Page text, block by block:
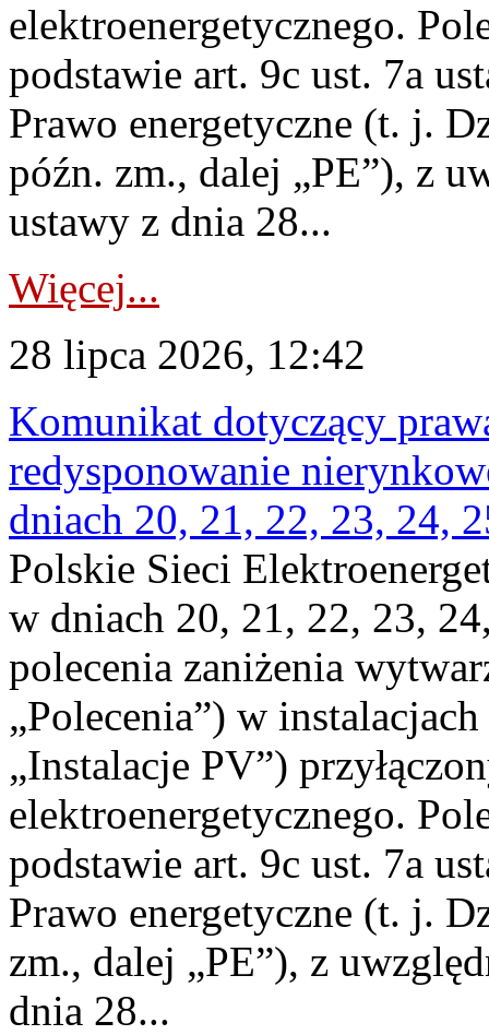
elektroenergetycznego.
podstawie art. 9c ust. 7a
Prawo energetyczne (t. j.
późn. zm., dalej „PE”), z
ustawy z dnia 28...
Więcej...
28 lipca 2026, 12:42
Komunikat dotyczący
redysponowanie
dniach 20, 21, 22, 23, 24,
Polskie Sieci
w dniach 20, 21, 22, 23,
polecenia zaniżenia
„Polecenia”) w
„Instalacje PV”)
elektroenergetycznego.
podstawie art. 9c ust. 7a
Prawo energetyczne (t. j.
zm., dalej „PE”), z
dnia 28...